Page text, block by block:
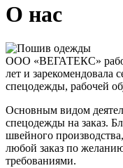
О нас
ООО «ВЕГАТЕКС»
лет и зарекомендовала
спецодежды, рабочей
Основным видом
спецодежды на заказ.
швейного
любой заказ по
требованиями.